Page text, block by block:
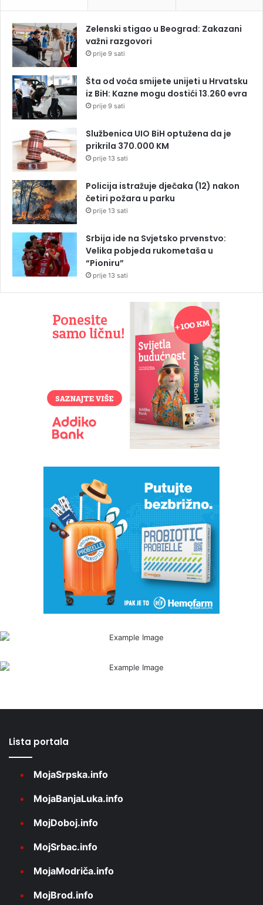
Zelenski stigao u Beograd: Zakazani
važni razgovori
prije 9 sati
Šta od voća smijete unijeti u Hrvatsku
iz BiH: Kazne mogu dostići 13.260 evra
prije 9 sati
Službenica UIO BiH optužena da je
prikrila 370.000 KM
prije 13 sati
Policija istražuje dječaka (12) nakon
četiri požara u parku
prije 13 sati
Srbija ide na Svjetsko prvenstvo:
Velika pobjeda rukometaša u
“Pioniru”
prije 13 sati
Lista portala
MojaSrpska.info
MojaBanjaLuka.info
MojDoboj.info
MojSrbac.info
MojaModriča.info
MojBrod.info